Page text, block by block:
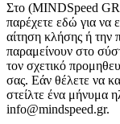
Στo (MINDSpeed
παρέχετε εδώ για να
αίτηση κλήσης ή την
παραμείνουν στο
τον σχετικό
σας. Εάν θέλετε να
στείλτε ένα μήνυμα
info@mindspeed.gr.